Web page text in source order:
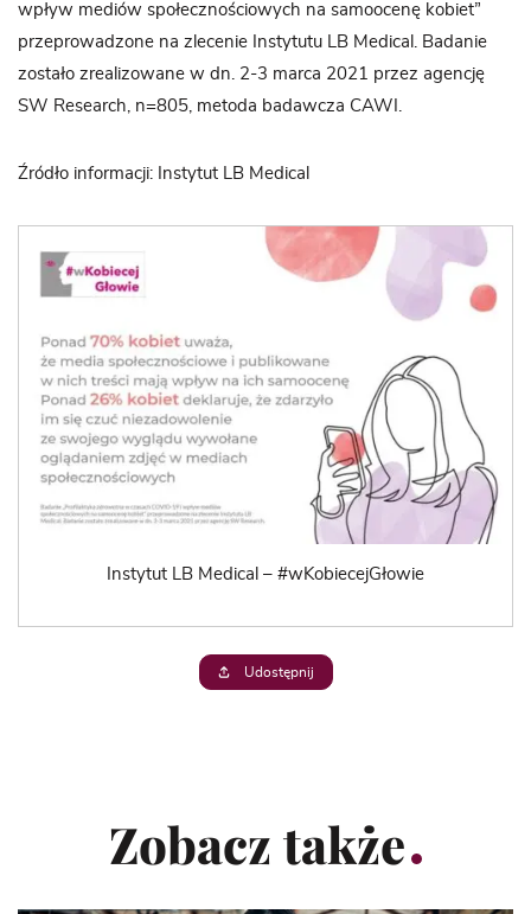
wpływ mediów społecznościowych na samoocenę kobiet”
przeprowadzone na zlecenie Instytutu LB Medical. Badanie
zostało zrealizowane w dn. 2-3 marca 2021 przez agencję
SW Research, n=805, metoda badawcza CAWI.
Źródło informacji: Instytut LB Medical
Instytut LB Medical – #wKobiecejGłowie
Udostępnij
Zobacz także